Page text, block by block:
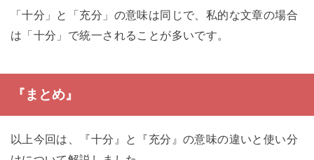
「十分」と「充分」の意味は同じで、私的な文章の場合
は「十分」で統一されることが多いです。
『まとめ』
以上今回は、『十分』と『充分』の意味の違いと使い分